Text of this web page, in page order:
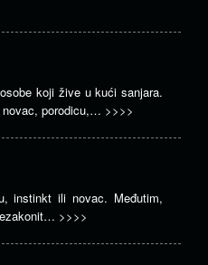
koji žive u kući sanjara.
novac, porodicu,… >>>>
instinkt ili novac. Međutim,
>>>>